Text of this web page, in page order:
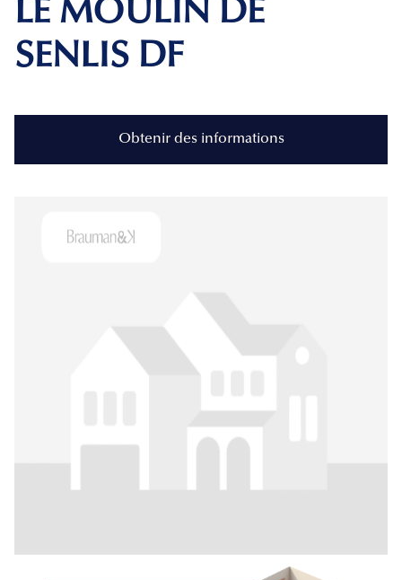
LE MOULIN DE
SENLIS DF
Obtenir des informations